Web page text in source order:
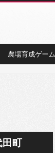
農場育成ゲーム
田町